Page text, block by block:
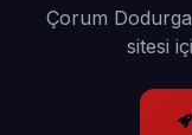
Çorum
sitesi